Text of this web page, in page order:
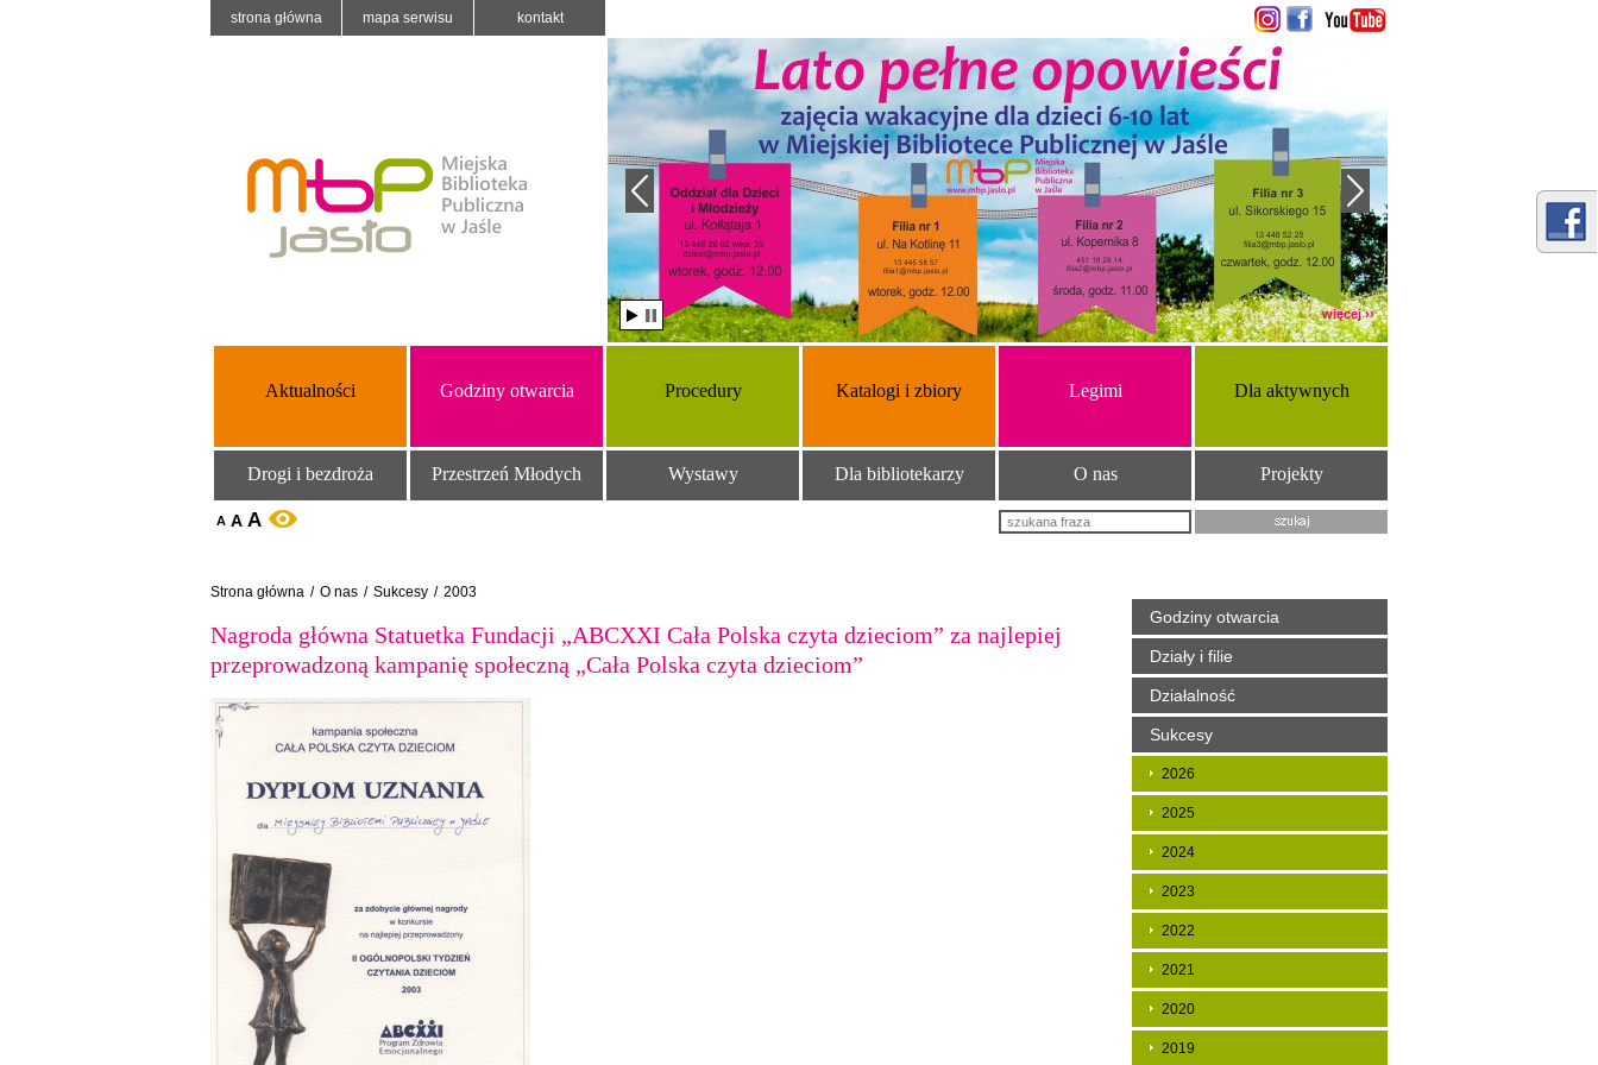
strona główna mapa serwisu kontakt
więcej ››
Aktualności Godziny otwarcia Procedury Katalogi i zbiory Legimi Dla aktywnych
Drogi i bezdroża Przestrzeń Młodych Wystawy Dla bibliotekarzy O nas Projekty
A A A WERSJA KONTRASTOWA
Strona główna / O nas / Sukcesy / 2003
Nagroda główna Statuetka Fundacji „ABCXXI Cała Polska czyta dzieciom” za najlepiej
przeprowadzoną kampanię społeczną „Cała Polska czyta dzieciom”
Godziny otwarcia
Działy i filie
Działalność
Sukcesy
2026
2025
2024
2023
2022
2021
2020
2019